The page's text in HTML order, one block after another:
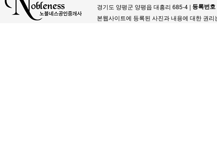
경기도 양평군 양평읍 대흥리 685-4 | 등록번호
본웹사이트에 등록된 사진과 내용에 대한 권